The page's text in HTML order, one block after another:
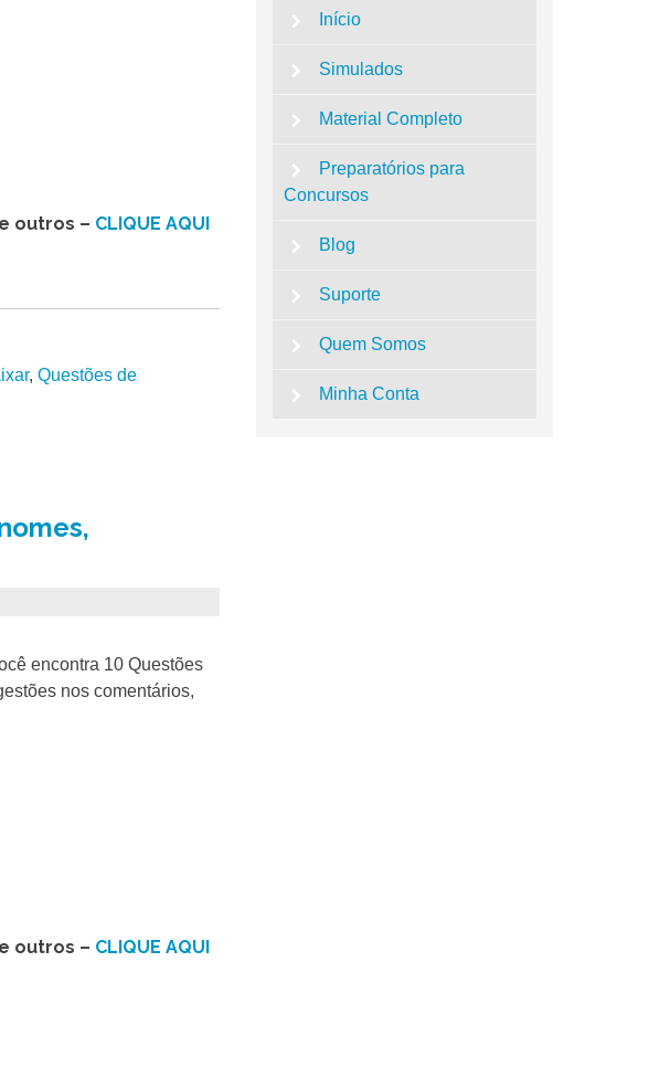
outros – CLIQUE AQUI
, Questões de
encontra 10 Questões
nos comentários,
outros – CLIQUE AQUI
Início
Simulados
Material Completo
Preparatórios para
Concursos
Blog
Suporte
Quem Somos
Minha Conta